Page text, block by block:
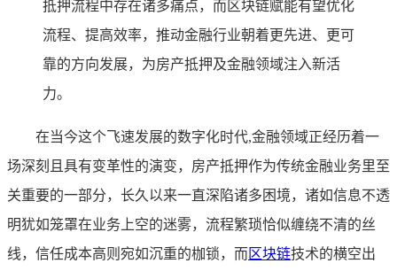
抵押流程中存在诸多痛点，而区块链赋能有望优化
流程、提高效率，推动金融行业朝着更先进、更可
靠的方向发展，为房产抵押及金融领域注入新活
力。
在当今这个飞速发展的数字化时代,金融领域正经历着一
场深刻且具有变革性的演变，房产抵押作为传统金融业务里至
关重要的一部分，长久以来一直深陷诸多困境，诸如信息不透
明犹如笼罩在业务上空的迷雾，流程繁琐恰似缠绕不清的丝
线，信任成本高则宛如沉重的枷锁，而 区块链技术的横空出